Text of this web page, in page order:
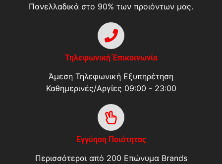
Πανελλαδικά στο 90% των προιόντων μας.
Τηλεφωνική Έπικοινωνία
Άμεση Τηλεφωνική Εξυπηρέτηση
Καθημερινές/Αργίες 09:00 - 23:00
Εγγύηση Ποιότητας
Περισσότεραι από 200 Επώνυμα Brands